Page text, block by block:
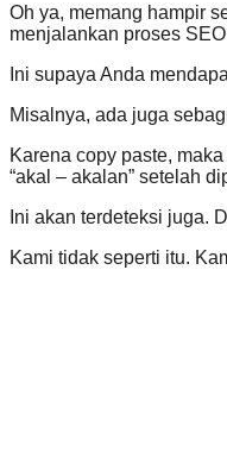
Oh ya, memang hampir
menjalankan proses
Ini supaya Anda
Misalnya, ada juga
Karena copy paste,
“akal – akalan” setelah
Ini akan terdeteksi juga.
Kami tidak seperti itu.